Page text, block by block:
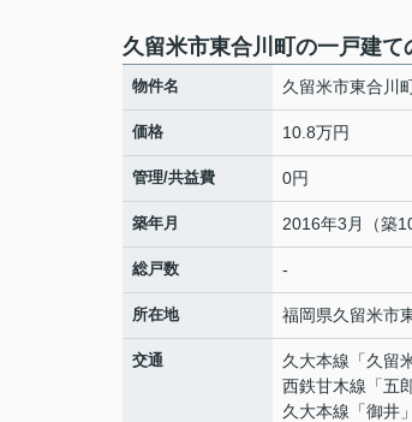
久留米市東合川町の一戸建て
物件名 久留米市東合川
価格 10.8万円
管理/共益費 0円
築年月 2016年3月（築
総戸数 -
所在地 福岡県久留米市
交通 久大本線 「久留
西鉄甘木線 「五
久大本線 「御井